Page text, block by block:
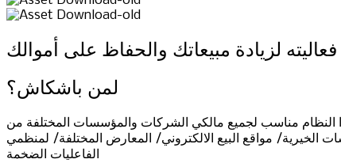
لزيادة مبيعاتك والحفاظ على أموالك
لمن باشكاش؟
النظام مناسب لجميع مالكي الشركات والمؤسسات المختلفة من
مواقع البيع الالكتروني/ المعارض المختلفة/ لمنظمي
الفاعليات الضخمة